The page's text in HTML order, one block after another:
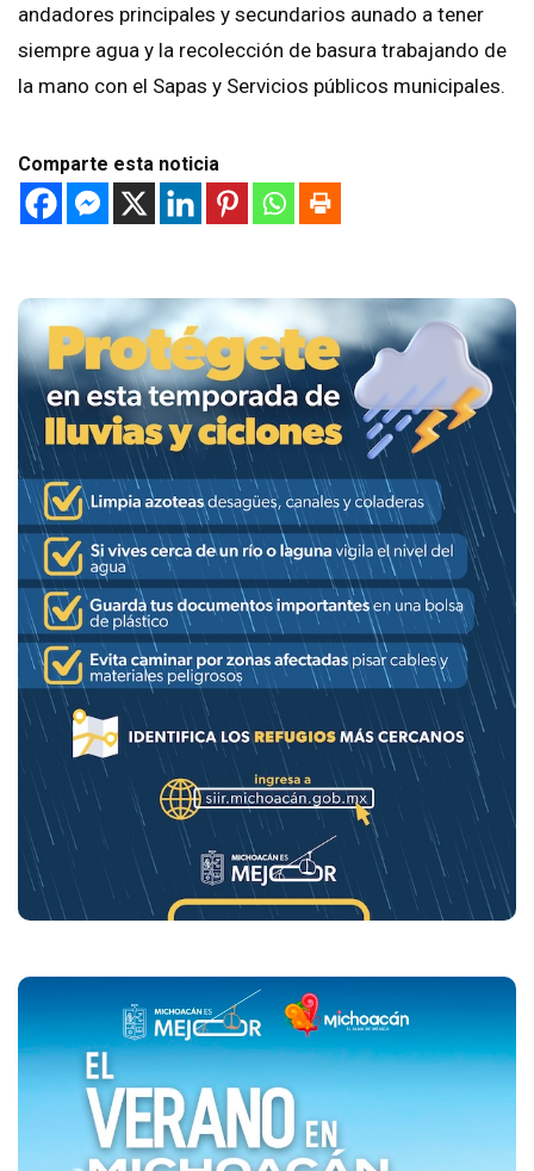
andadores principales y secundarios aunado a tener
siempre agua y la recolección de basura trabajando de
la mano con el Sapas y Servicios públicos municipales.
Comparte esta noticia